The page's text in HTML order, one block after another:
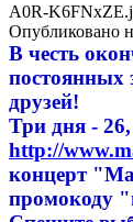
A0R-
Опубликовано
В честь
постоянных
друзей!
Три дня -
http://
концерт
промокоду